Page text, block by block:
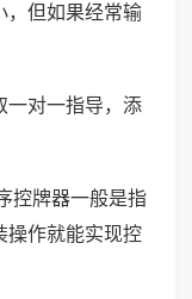
，但如果经常输
一对一指导，添
控牌器一般是指
操作就能实现控